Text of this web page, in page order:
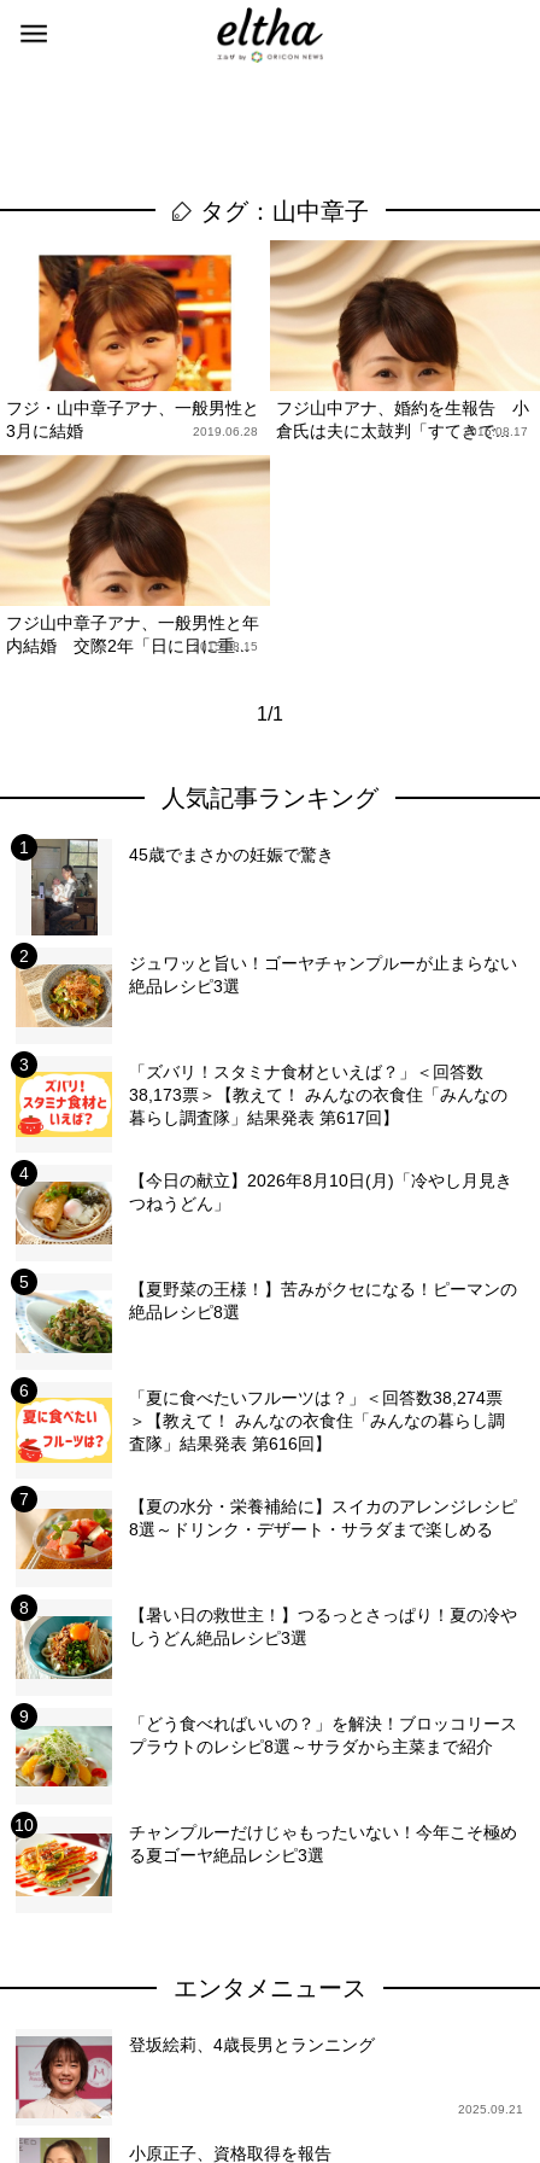
タグ：山中章子
フジ・山中章子アナ、一般男性と
3月に結婚
2019.06.28
フジ山中アナ、婚約を生報告 小
倉氏は夫に太鼓判「すてきで...
2015.08.17
フジ山中章子アナ、一般男性と年
内結婚 交際2年「日に日に重...
2015.08.15
1/1
人気記事ランキング
45歳でまさかの妊娠で驚き
ジュワッと旨い！ゴーヤチャンプルーが止まらない
絶品レシピ3選
「ズバリ！スタミナ食材といえば？」＜回答数
38,173票＞【教えて！ みんなの衣食住「みんなの
暮らし調査隊」結果発表 第617回】
【今日の献立】2026年8月10日(月)「冷やし月見き
つねうどん」
【夏野菜の王様！】苦みがクセになる！ピーマンの
絶品レシピ8選
「夏に食べたいフルーツは？」＜回答数38,274票
＞【教えて！ みんなの衣食住「みんなの暮らし調
査隊」結果発表 第616回】
【夏の水分・栄養補給に】スイカのアレンジレシピ
8選～ドリンク・デザート・サラダまで楽しめる
【暑い日の救世主！】つるっとさっぱり！夏の冷や
しうどん絶品レシピ3選
「どう食べればいいの？」を解決！ブロッコリース
プラウトのレシピ8選～サラダから主菜まで紹介
チャンプルーだけじゃもったいない！今年こそ極め
る夏ゴーヤ絶品レシピ3選
エンタメニュース
登坂絵莉、4歳長男とランニング
2025.09.21
小原正子、資格取得を報告